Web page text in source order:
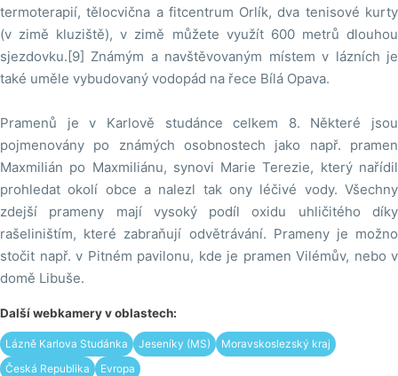
termoterapií, tělocvična a fitcentrum Orlík, dva tenisové kurty
(v zimě kluziště), v zimě můžete využít 600 metrů dlouhou
sjezdovku.[9] Známým a navštěvovaným místem v lázních je
také uměle vybudovaný vodopád na řece Bílá Opava.
Pramenů je v Karlově studánce celkem 8. Některé jsou
pojmenovány po známých osobnostech jako např. pramen
Maxmilián po Maxmiliánu, synovi Marie Terezie, který nařídil
prohledat okolí obce a nalezl tak ony léčivé vody. Všechny
zdejší prameny mají vysoký podíl oxidu uhličitého díky
rašeliništím, které zabraňují odvětrávání. Prameny je možno
stočit např. v Pitném pavilonu, kde je pramen Vilémův, nebo v
domě Libuše.
Další webkamery v oblastech:
Lázně Karlova Studánka Jeseníky (MS)
Moravskoslezský kraj
Česká Republika
Evropa